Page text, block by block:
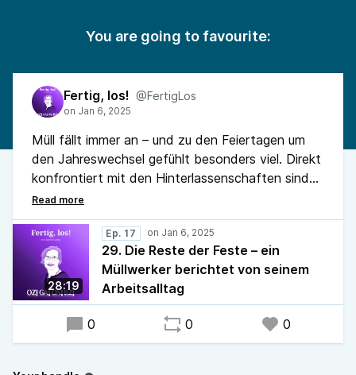
You are going to favourite:
Fertig, los! @FertigLos
Müll fällt immer an – und zu den Feiertagen um
den Jahreswechsel gefühlt besonders viel. Direkt
konfrontiert mit den Hinterlassenschaften sind
Stefan Peters und seine Kollegen. Peters ist in
Ihrhove Einsatzleiter für die Bohmann-Gruppe,
die in mehreren Landkreisen im Nordwesten für
die kommunale Abfallentsorgung zuständig ist ...
28:19
Ep. 17
29. Die Reste der Feste – ein
Müllwerker berichtet von seinem
Arbeitsalltag
0 0 0